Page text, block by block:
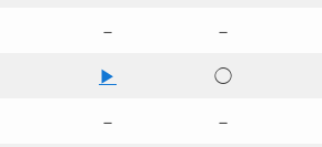
－ －
▶ ◯
－ －